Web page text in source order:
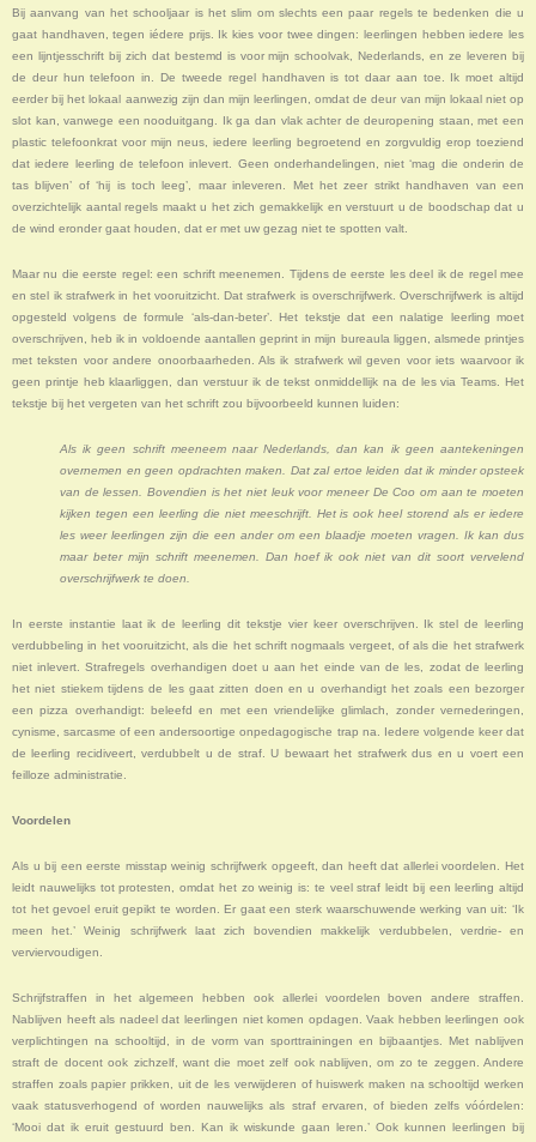
Bij aanvang van het schooljaar is het slim om slechts een paar regels te bedenken die u
gaat handhaven, tegen iédere prijs. Ik kies voor twee dingen: leerlingen hebben iedere les
een lijntjesschrift bij zich dat bestemd is voor mijn schoolvak, Nederlands, en ze leveren bij
de deur hun telefoon in. De tweede regel handhaven is tot daar aan toe. Ik moet altijd
eerder bij het lokaal aanwezig zijn dan mijn leerlingen, omdat de deur van mijn lokaal niet op
slot kan, vanwege een nooduitgang. Ik ga dan vlak achter de deuropening staan, met een
plastic telefoonkrat voor mijn neus, iedere leerling begroetend en zorgvuldig erop toeziend
dat iedere leerling de telefoon inlevert. Geen onderhandelingen, niet ‘mag die onderin de
tas blijven’ of ‘hij is toch leeg’, maar inleveren. Met het zeer strikt handhaven van een
overzichtelijk aantal regels maakt u het zich gemakkelijk en verstuurt u de boodschap dat u
de wind eronder gaat houden, dat er met uw gezag niet te spotten valt.
Maar nu die eerste regel: een schrift meenemen. Tijdens de eerste les deel ik de regel mee
en stel ik strafwerk in het vooruitzicht. Dat strafwerk is overschrijfwerk. Overschrijfwerk is altijd
opgesteld volgens de formule ‘als-dan-beter’. Het tekstje dat een nalatige leerling moet
overschrijven, heb ik in voldoende aantallen geprint in mijn bureaula liggen, alsmede printjes
met teksten voor andere onoorbaarheden. Als ik strafwerk wil geven voor iets waarvoor ik
geen printje heb klaarliggen, dan verstuur ik de tekst onmiddellijk na de les via Teams. Het
tekstje bij het vergeten van het schrift zou bijvoorbeeld kunnen luiden:
Als ik geen schrift meeneem naar Nederlands, dan kan ik geen aantekeningen
overnemen en geen opdrachten maken. Dat zal ertoe leiden dat ik minder opsteek
van de lessen. Bovendien is het niet leuk voor meneer De Coo om aan te moeten
kijken tegen een leerling die niet meeschrijft. Het is ook heel storend als er iedere
les weer leerlingen zijn die een ander om een blaadje moeten vragen. Ik kan dus
maar beter mijn schrift meenemen. Dan hoef ik ook niet van dit soort vervelend
overschrijfwerk te doen.
In eerste instantie laat ik de leerling dit tekstje vier keer overschrijven. Ik stel de leerling
verdubbeling in het vooruitzicht, als die het schrift nogmaals vergeet, of als die het strafwerk
niet inlevert. Strafregels overhandigen doet u aan het einde van de les, zodat de leerling
het niet stiekem tijdens de les gaat zitten doen en u overhandigt het zoals een bezorger
een pizza overhandigt: beleefd en met een vriendelijke glimlach, zonder vernederingen,
cynisme, sarcasme of een andersoortige onpedagogische trap na. Iedere volgende keer dat
de leerling recidiveert, verdubbelt u de straf. U bewaart het strafwerk dus en u voert een
feilloze administratie.
Voordelen
Als u bij een eerste misstap weinig schrijfwerk opgeeft, dan heeft dat allerlei voordelen. Het
leidt nauwelijks tot protesten, omdat het zo weinig is: te veel straf leidt bij een leerling altijd
tot het gevoel eruit gepikt te worden. Er gaat een sterk waarschuwende werking van uit: ‘Ik
meen het.’ Weinig schrijfwerk laat zich bovendien makkelijk verdubbelen, verdrie- en
verviervoudigen.
Schrijfstraffen in het algemeen hebben ook allerlei voordelen boven andere straffen.
Nablijven heeft als nadeel dat leerlingen niet komen opdagen. Vaak hebben leerlingen ook
verplichtingen na schooltijd, in de vorm van sporttrainingen en bijbaantjes. Met nablijven
straft de docent ook zichzelf, want die moet zelf ook nablijven, om zo te zeggen. Andere
straffen zoals papier prikken, uit de les verwijderen of huiswerk maken na schooltijd werken
vaak statusverhogend of worden nauwelijks als straf ervaren, of bieden zelfs vóórdelen:
‘Mooi dat ik eruit gestuurd ben. Kan ik wiskunde gaan leren.’ Ook kunnen leerlingen bij